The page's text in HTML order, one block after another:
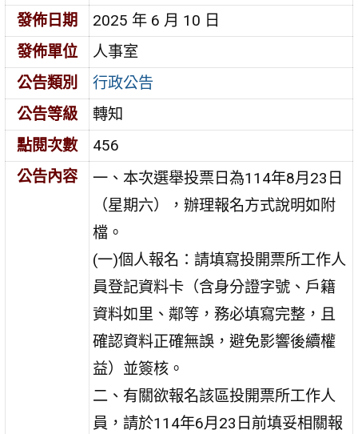
發佈日期
2025 年 6 月 10 日
發佈單位
人事室
公告類別
行政公告
公告等級
轉知
點閱次數
456
公告內容
一、本次選舉投票日為114年8月23日
（星期六），辦理報名方式說明如附
檔。
(一)個人報名：請填寫投開票所工作人
員登記資料卡（含身分證字號、戶籍
資料如里、鄰等，務必填寫完整，且
確認資料正確無誤，避免影響後續權
益）並簽核。
二、有關欲報名該區投開票所工作人
員，請於114年6月23日前填妥相關報